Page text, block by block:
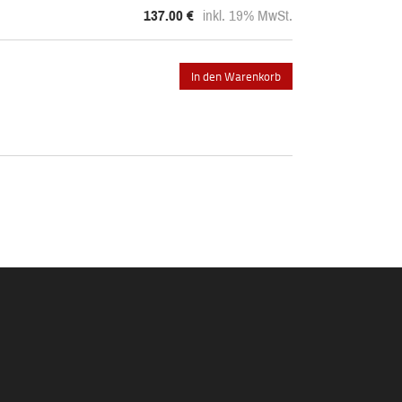
137.00 € inkl. 19% MwSt.